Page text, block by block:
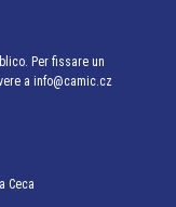
Per fissare un
a info@camic.cz
Ceca